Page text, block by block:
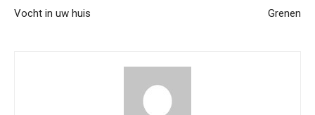
Vocht in uw huis Grenen